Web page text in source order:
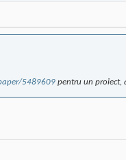
5489609 pentru un proiect,